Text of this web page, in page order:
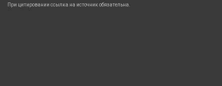
При цитировании ссылка на источник обязательна.